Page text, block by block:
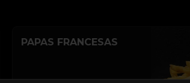
PAPAS FRANCESAS